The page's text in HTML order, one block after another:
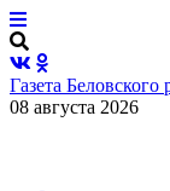
Газета
08 августа 2026